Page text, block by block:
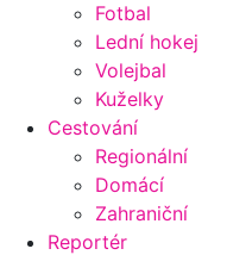
Fotbal
Lední hokej
Volejbal
Kuželky
Cestování
Regionální
Domácí
Zahraniční
Reportér